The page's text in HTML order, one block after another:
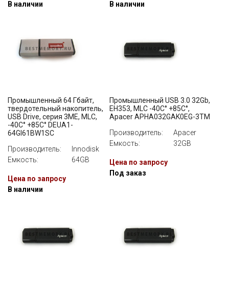
В наличии В наличии
Промышленный 64 Гбайт,
твердотельный накопитель,
USB Drive, серия 3ME, MLC,
-40C° +85C° DEUA1-
64GI61BW1SC
Производитель:
Innodisk
Емкость:
64GB
Цена по запросу
В наличии
Промышленный USB 3.0 32Gb,
EH353, MLC -40C° +85C°,
Apacer APHA032GAK0EG-3TM
Производитель:
Apacer
Емкость:
32GB
Цена по запросу
Под заказ